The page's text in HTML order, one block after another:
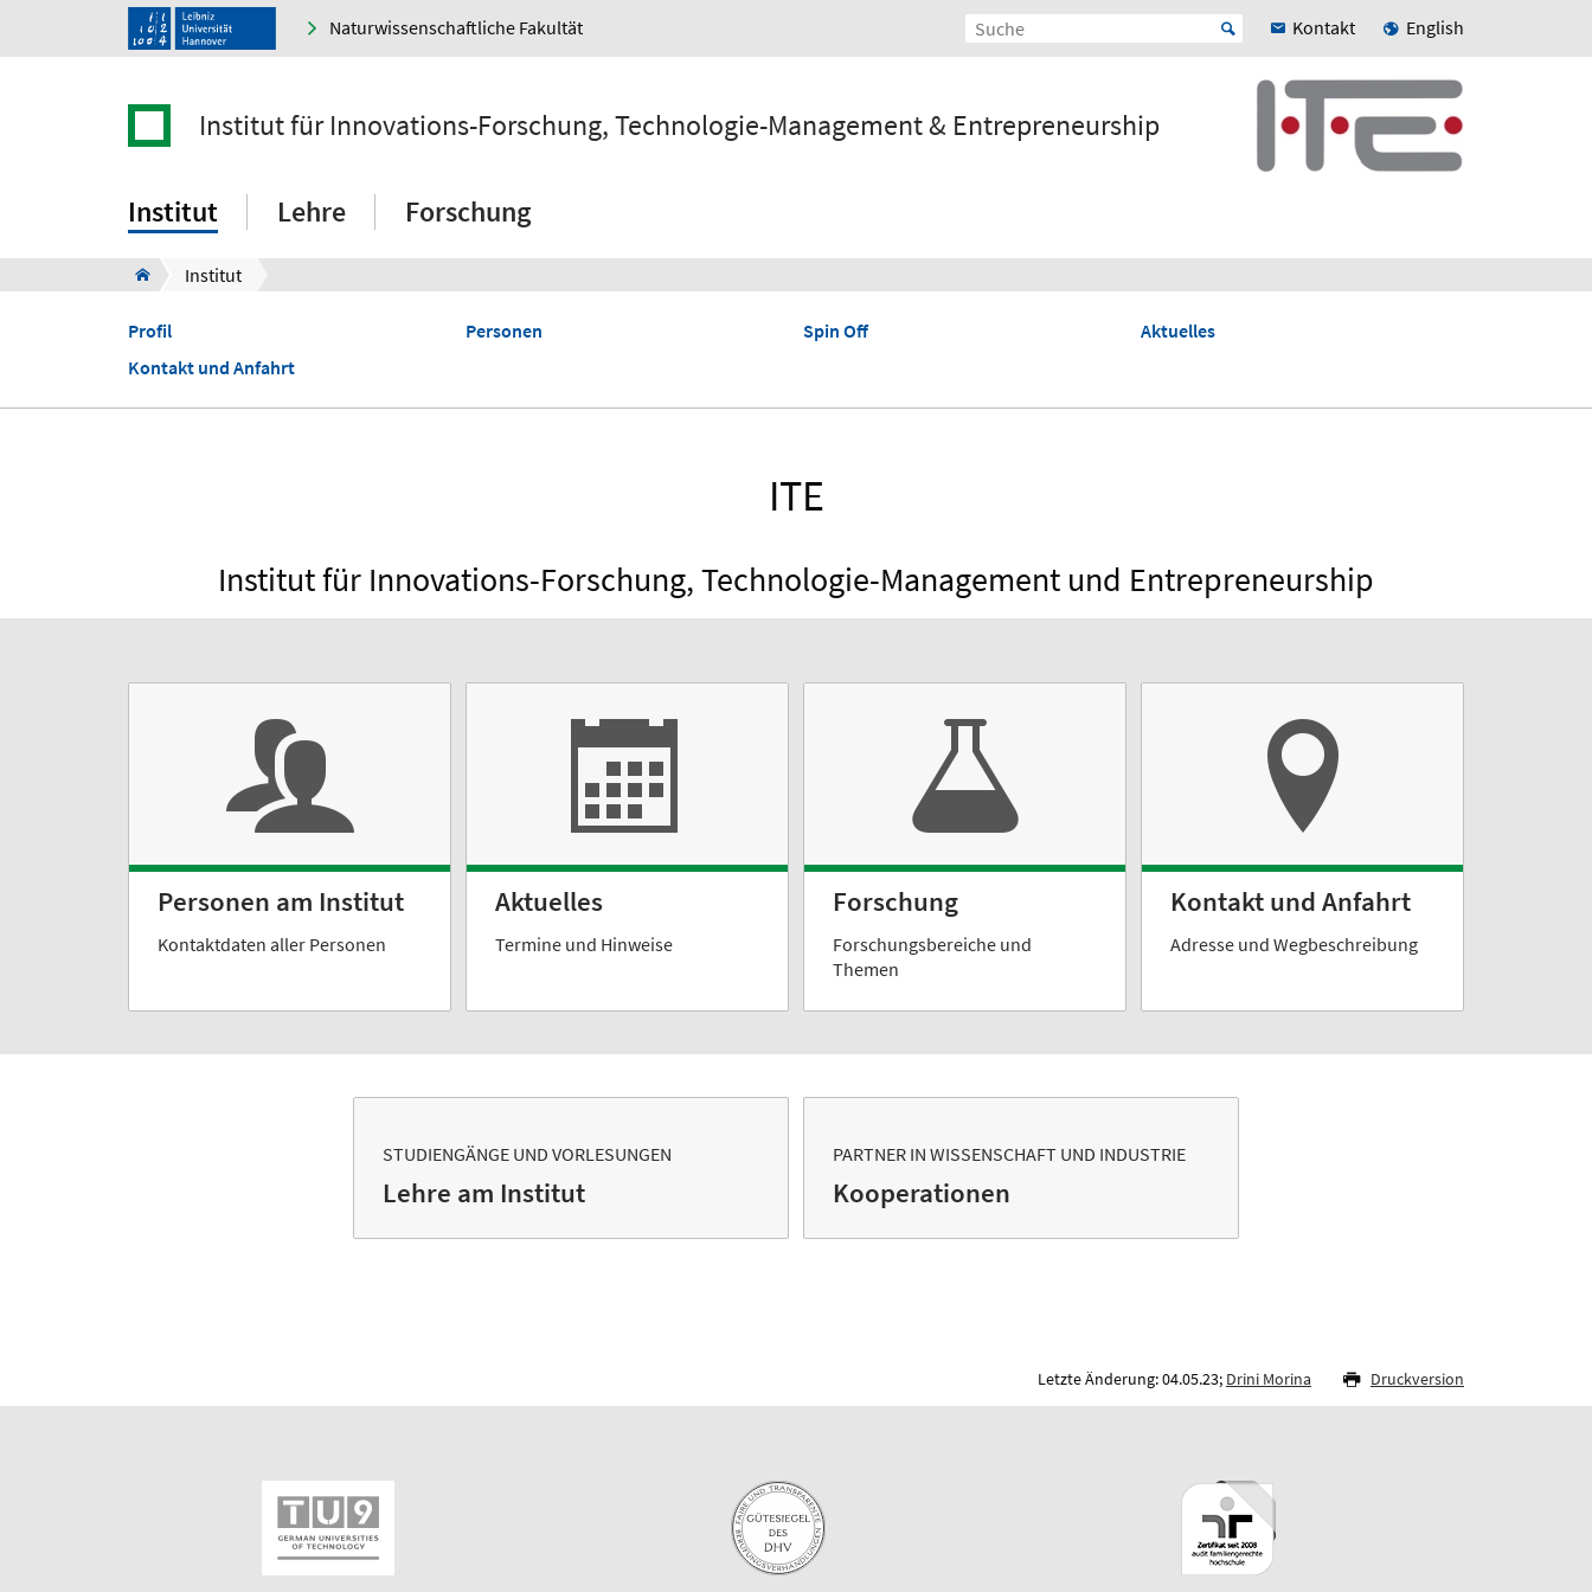
Naturwissenschaftliche Fakultät Kontakt English
Institut für Innovations-Forschung, Technologie-Management & Entrepreneurship
Institut Lehre Forschung
Institut
Profil
Kontakt und Anfahrt
Personen Spin Off Aktuelles
ITE
Institut für Innovations-Forschung, Technologie-Management und Entrepreneurship
Personen am Institut
Kontaktdaten aller Personen
Aktuelles
Termine und Hinweise
Forschung
Forschungsbereiche und
Themen
Kontakt und Anfahrt
Adresse und Wegbeschreibung
STUDIENGÄNGE UND VORLESUNGEN
Lehre am Institut
PARTNER IN WISSENSCHAFT UND INDUSTRIE
Kooperationen
Letzte Änderung: 04.05.23; Drini Morina Druckversion